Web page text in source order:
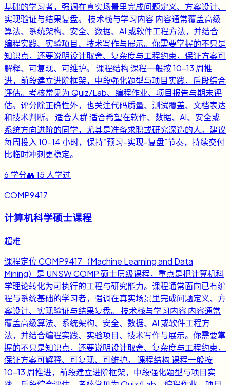
基础的学习者，强调在真实场景里完成问题定义、方案设计、
实现验证与结果复盘。 技术栈与学习内容 内容通常覆盖高级
算法、系统架构、安全、数据、AI 或软件工程方法，并结合
编程实践、实验项目、技术写作与展示。你需要掌握的不只是
知识点，还要说明设计取舍、复杂度与工程约束，保证方案可
解释、可复现、可维护。 课程结构 课程一般按 10-13 周推
进，前段建立进阶框架，中段强化题型与项目实践，后段综合
评估。考核常见为 Quiz/Lab、编程作业、项目报告与期末评
估。评分除正确性外，也关注代码质量、测试覆盖、文档表达
和技术判断。 适合人群 适合希望在软件、数据、AI、安全或
系统方向进阶的同学，尤其是准备求职或研究深造的人。建议
每周投入 10-14 小时，保持“预习-实现-复盘”节奏，持续交付
比临时冲刺更稳定。
6 学分👥15 人学过
COMP9417
计算机科学硕士课程
超难
课程定位 COMP9417（Machine Learning and Data
Mining）是 UNSW COMP 硕士层级课程，重点是把计算机科
学理论转化为可执行的工程与研究能力。课程通常面向已有编
程与系统基础的学习者，强调在真实场景里完成问题定义、方
案设计、实现验证与结果复盘。 技术栈与学习内容 内容通常
覆盖高级算法、系统架构、安全、数据、AI 或软件工程方
法，并结合编程实践、实验项目、技术写作与展示。你需要掌
握的不只是知识点，还要说明设计取舍、复杂度与工程约束，
保证方案可解释、可复现、可维护。 课程结构 课程一般按
10-13 周推进，前段建立进阶框架，中段强化题型与项目实